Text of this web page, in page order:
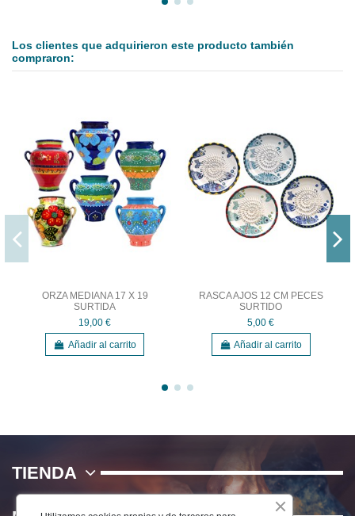
Los clientes que adquirieron este producto también
compraron:
ORZA MEDIANA 17 X 19
SURTIDA
19,00 €
Añadir al carrito
RASCA AJOS 12 CM PECES
SURTIDO
5,00 €
Añadir al carrito
TIENDA